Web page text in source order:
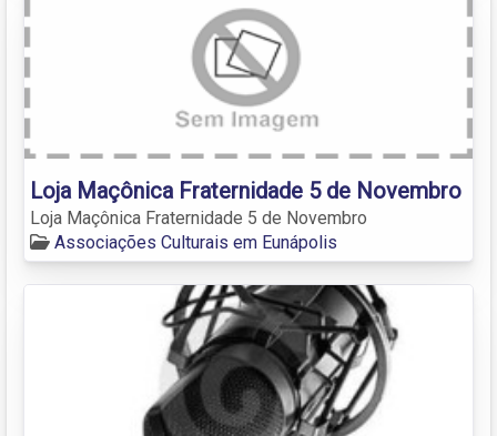
Loja Maçônica Fraternidade 5 de Novembro
Loja Maçônica Fraternidade 5 de Novembro
Associações Culturais em Eunápolis